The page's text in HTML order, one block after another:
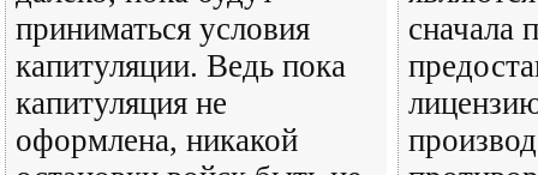
приниматься условия
капитуляции. Ведь пока
капитуляция не
оформлена, никакой
сначала